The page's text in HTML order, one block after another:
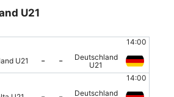
U21
14:00
U21 - -
Deutschland
U21
14:00
Deutschland